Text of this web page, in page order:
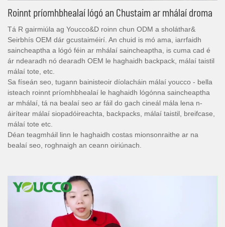
Roinnt príomhbhealaí lógó an Chustaim ar mhálaí droma
Tá R gairmiúla ag Youcco&D roinn chun ODM a sholáthar&
Seirbhís OEM dár gcustaiméirí. An chuid is mó ama, iarrfaidh
saincheaptha a lógó féin ar mhálaí saincheaptha, is cuma cad é
ár ndearadh nó dearadh OEM le haghaidh backpack, málaí taistil
málaí tote, etc.
Sa físeán seo, tugann bainisteoir díolacháin málaí youcco - bella
isteach roinnt príomhbhealaí le haghaidh lógónna saincheaptha
ar mhálaí, tá na bealaí seo ar fáil do gach cineál mála lena n-
áirítear málaí siopadóireachta, backpacks, málaí taistil, breifcase,
málaí tote etc.
Déan teagmháil linn le haghaidh costas mionsonraithe ar na
bealaí seo, roghnaigh an ceann oiriúnach.